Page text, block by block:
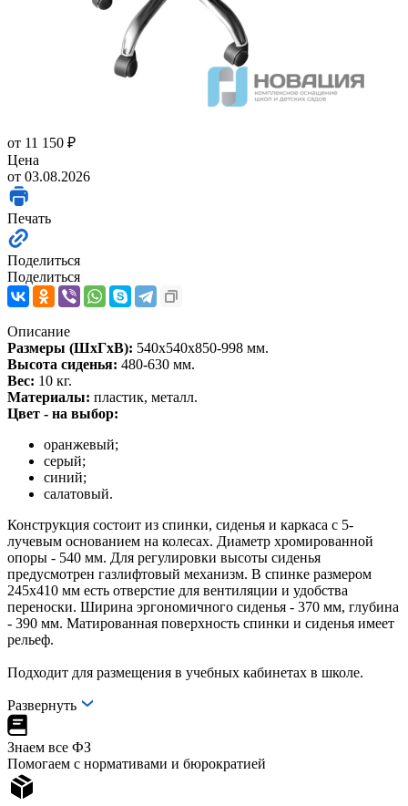
от 11 150 ₽
Цена
от 03.08.2026
Печать
Поделиться
Поделиться
Описание
Размеры (ШхГхВ): 540х540х850-998 мм.
Высота сиденья: 480-630 мм.
Вес: 10 кг.
Материалы: пластик, металл.
Цвет - на выбор:
оранжевый;
серый;
синий;
салатовый.
Конструкция состоит из спинки, сиденья и каркаса с 5-
лучевым основанием на колесах. Диаметр хромированной
опоры - 540 мм. Для регулировки высоты сиденья
предусмотрен газлифтовый механизм. В спинке размером
245х410 мм есть отверстие для вентиляции и удобства
переноски. Ширина эргономичного сиденья - 370 мм, глубина
- 390 мм. Матированная поверхность спинки и сиденья имеет
рельеф.
Подходит для размещения в учебных кабинетах в школе.
Развернуть
Знаем все ФЗ
Помогаем с нормативами и бюрократией